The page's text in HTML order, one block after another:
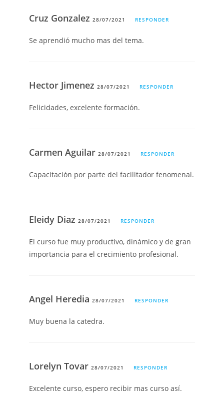
Cruz Gonzalez28/07/2021 RESPONDER
Se aprendió mucho mas del tema.
Hector Jimenez28/07/2021 RESPONDER
Felicidades, excelente formación.
Carmen Aguilar28/07/2021 RESPONDER
Capacitación por parte del facilitador fenomenal.
Eleidy Diaz28/07/2021 RESPONDER
El curso fue muy productivo, dinámico y de gran
importancia para el crecimiento profesional.
Angel Heredia28/07/2021 RESPONDER
Muy buena la catedra.
Lorelyn Tovar28/07/2021 RESPONDER
Excelente curso, espero recibir mas curso así.